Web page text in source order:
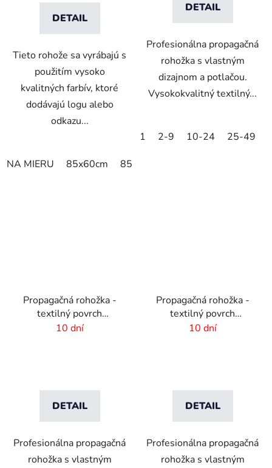
DETAIL
Tieto rohože sa vyrábajú s
použitím vysoko
kvalitných farbív, ktoré
dodávajú logu alebo
odkazu...
NA MIERU 85x60cm 85x75cm
DETAIL
Profesionálna propagačná
rohožka s vlastným
dizajnom a potlačou.
Vysokokvalitný textilný...
1 2-9 10-24 25-49
Propagačná rohožka -
textilný povrch
-85x150 cm
10 dní
DETAIL
Profesionálna propagačná
rohožka s vlastným
Propagačná rohožka -
textilný povrch
-115x180 cm
10 dní
DETAIL
Profesionálna propagačná
rohožka s vlastným